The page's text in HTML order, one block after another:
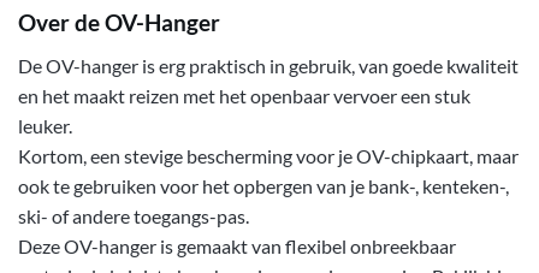
Over de OV-Hanger
De OV-hanger is erg praktisch in gebruik, van goede kwaliteit
en het maakt reizen met het openbaar vervoer een stuk
leuker.
Kortom, een stevige bescherming voor je OV-chipkaart, maar
ook te gebruiken voor het opbergen van je bank-, kenteken-,
ski- of andere toegangs-pas.
Deze OV-hanger is gemaakt van flexibel onbreekbaar